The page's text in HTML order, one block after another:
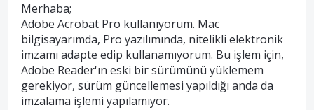
Merhaba;
Adobe Acrobat Pro kullanıyorum. Mac
bilgisayarımda, Pro yazılımında, nitelikli elektronik
imzamı adapte edip kullanamıyorum. Bu işlem için,
Adobe Reader'ın eski bir sürümünü yüklemem
gerekiyor, sürüm güncellemesi yapıldığı anda da
imzalama işlemi yapılamıyor.